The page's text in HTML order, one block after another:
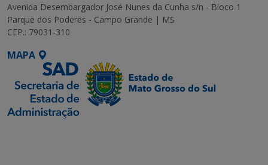
Avenida Desembargador José Nunes da Cunha s/n - Bloco 1
Parque dos Poderes - Campo Grande | MS
CEP.: 79031-310
MAPA